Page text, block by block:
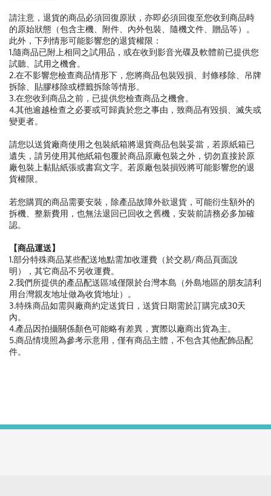
請注意，退貨的商品必須回復原狀，亦即必須回復至您收到商品時
的原始狀態（包含主機、附件、內外包裝、隨機文件、贈品等）。
此外，下列情形可能影響您的退貨權限：
1.隨商品已附上相同之試用品，或在收到影音光碟及軟體前已提供您
試聽、試用之機會。
2.在不影響您檢查商品情形下，您將商品包裝毀損、封條移除、吊牌
拆除、貼膠移除或標籤拆除等情形。
3.在您收到商品之前，已提供您檢查商品之機會。
4.其他逾越檢查之必要或可歸責於您之事由，致商品有毀損、滅失或
變更者。
請您以送貨廠商使用之包裝紙箱將退貨商品包裝妥當，若原紙箱已
遺失，請另使用其他紙箱包覆於商品原廠包裝之外，切勿直接於原
廠包裝上黏貼紙張或書寫文字。若原廠包裝損毀將可能影響您的退
貨權限。
若您購買的商品需要安裝，除產品故障外欲退貨，可能衍生額外的
拆機、整新費用，也無法退回已回收之舊機，安裝前請務必多加確
認。
【商品運送】
1.部分特殊商品某些配送地點需加收運費（於交易/商品頁面說
明），其它商品不另收運費。
2.我們所提供的產品配送區域僅限於台灣本島（外島地區的朋友請利
用台灣親友地址做為收貨地址）。
3.特殊商品如需與廠商約定送貨日，送貨日期需於訂購完成30天
內。
4.產品因拍攝關係顏色可能略有差異，實際以廠商出貨為主。
5.商品情境照為參考示意用，僅有商品主體，不包含其他配飾品配
件。